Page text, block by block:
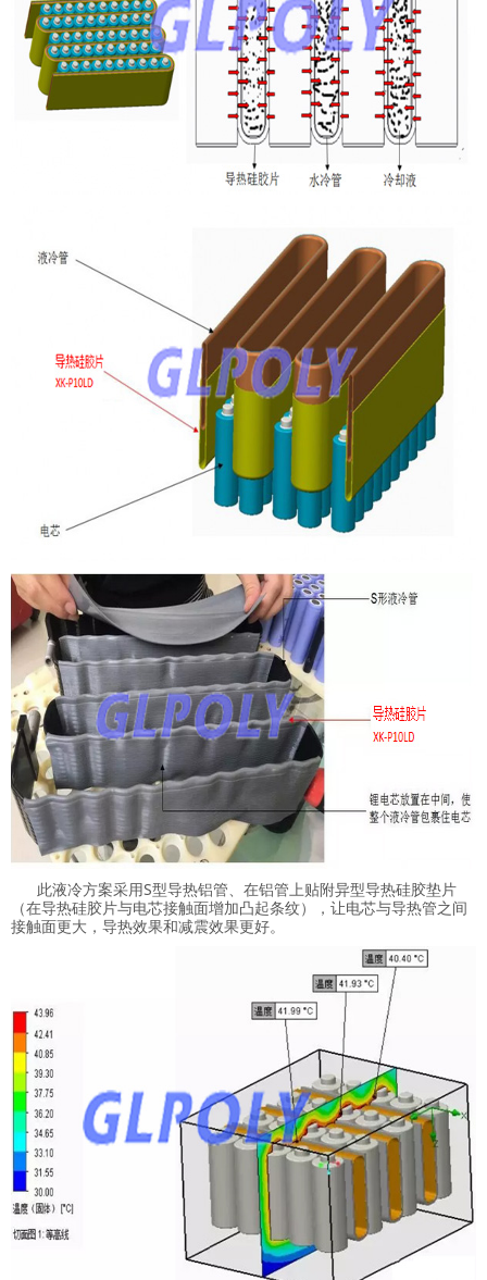
此液冷方案采用S型导热铝管、在铝管上贴附异型导热硅胶垫片
（在导热硅胶片与电芯接触面增加凸起条纹），让电芯与导热管之间
接触面更大，导热效果和减震效果更好。